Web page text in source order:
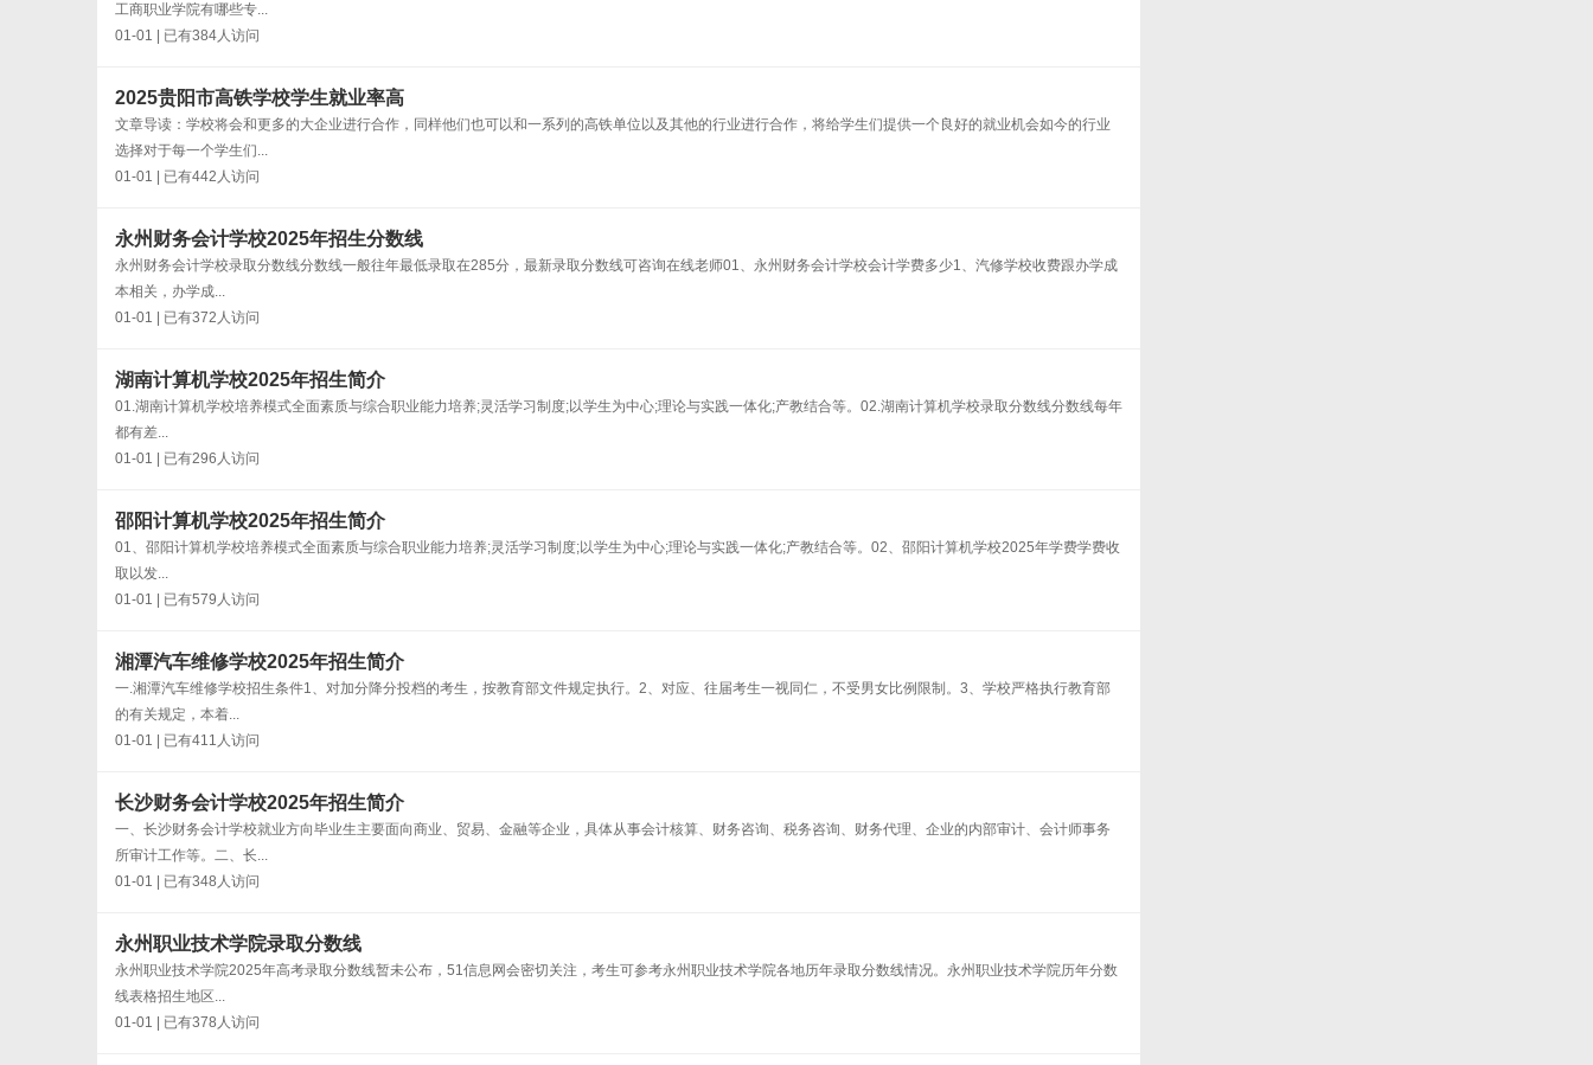
工商职业学院有哪些专...
01-01 | 已有384人访问
2025贵阳市高铁学校学生就业率高
文章导读：学校将会和更多的大企业进行合作，同样他们也可以和一系列的高铁单位以及其他的行业进行合作，将给学生们提供一个良好的就业机会如今的行业
选择对于每一个学生们...
01-01 | 已有442人访问
永州财务会计学校2025年招生分数线
永州财务会计学校录取分数线分数线一般往年最低录取在285分，最新录取分数线可咨询在线老师01、永州财务会计学校会计学费多少1、汽修学校收费跟办学成
本相关，办学成...
01-01 | 已有372人访问
湖南计算机学校2025年招生简介
01.湖南计算机学校培养模式全面素质与综合职业能力培养;灵活学习制度;以学生为中心;理论与实践一体化;产教结合等。02.湖南计算机学校录取分数线分数线每年
都有差...
01-01 | 已有296人访问
邵阳计算机学校2025年招生简介
01、邵阳计算机学校培养模式全面素质与综合职业能力培养;灵活学习制度;以学生为中心;理论与实践一体化;产教结合等。02、邵阳计算机学校2025年学费学费收
取以发...
01-01 | 已有579人访问
湘潭汽车维修学校2025年招生简介
一.湘潭汽车维修学校招生条件1、对加分降分投档的考生，按教育部文件规定执行。2、对应、往届考生一视同仁，不受男女比例限制。3、学校严格执行教育部
的有关规定，本着...
01-01 | 已有411人访问
长沙财务会计学校2025年招生简介
一、长沙财务会计学校就业方向毕业生主要面向商业、贸易、金融等企业，具体从事会计核算、财务咨询、税务咨询、财务代理、企业的内部审计、会计师事务
所审计工作等。二、长...
01-01 | 已有348人访问
永州职业技术学院录取分数线
永州职业技术学院2025年高考录取分数线暂未公布，51信息网会密切关注，考生可参考永州职业技术学院各地历年录取分数线情况。永州职业技术学院历年分数
线表格招生地区...
01-01 | 已有378人访问